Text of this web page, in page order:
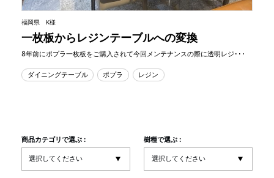
福岡県 K様
一枚板からレジンテーブルへの変換
8年前にポプラ一枚板をご購入されて今回メンテナンスの際に透明レジ･･･
ダイニングテーブル ポプラ レジン
商品カテゴリで選ぶ : 樹種で選ぶ :